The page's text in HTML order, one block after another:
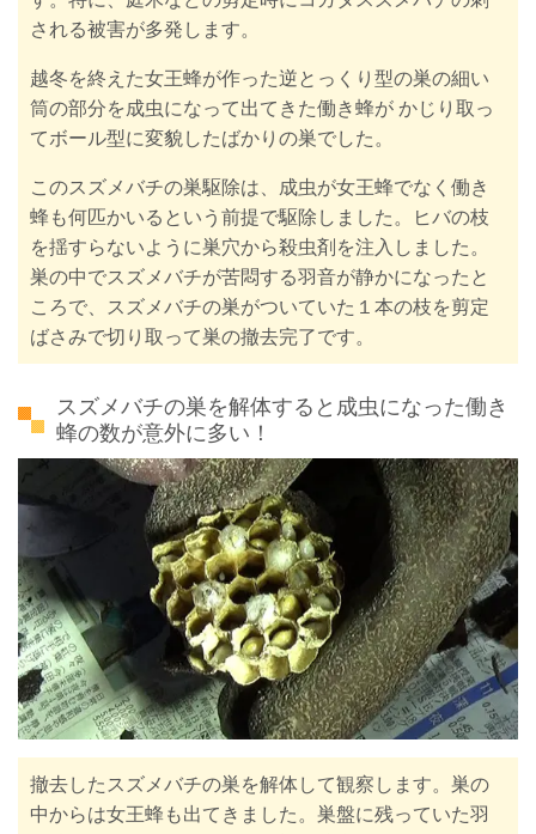
される被害が多発します。
越冬を終えた女王蜂が作った逆とっくり型の巣の細い
筒の部分を成虫になって出てきた働き蜂が かじり取っ
てボール型に変貌したばかりの巣でした。
このスズメバチの巣駆除は、成虫が女王蜂でなく働き
蜂も何匹かいるという前提で駆除しました。ヒバの枝
を揺すらないように巣穴から殺虫剤を注入しました。
巣の中でスズメバチが苦悶する羽音が静かになったと
ころで、スズメバチの巣がついていた１本の枝を剪定
ばさみで切り取って巣の撤去完了です。
スズメバチの巣を解体すると成虫になった働き
蜂の数が意外に多い！
撤去したスズメバチの巣を解体して観察します。巣の
中からは女王蜂も出てきました。巣盤に残っていた羽